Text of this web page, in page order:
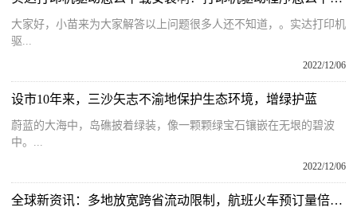
大家好，小苗来为大家解答以上问题很多人还不知道，。实达打印机
驱...
2022/12/06
设市10年来，三沙矢志不渝地保护生态环境，增绿护蓝
蔚蓝的大海中，岛礁披着绿装，像一颗颗绿宝石镶嵌在无垠的碧波
中。...
2022/12/06
全球新资讯：多地放宽跨省流动限制，航班火车预订量倍增，机票均价超国庆